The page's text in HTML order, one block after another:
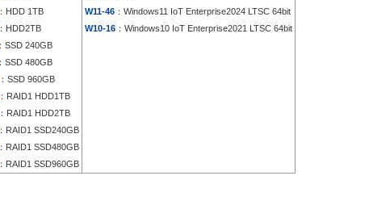
：HDD 1TB W11-46 ：Windows11 IoT Enterprise2024 LTSC 64bit
：HDD2TB W10-16 ：Windows10 IoT Enterprise2021 LTSC 64bit
：SSD 240GB
：SSD 480GB
：SSD 960GB
：RAID1 HDD1TB
：RAID1 HDD2TB
：RAID1 SSD240GB
：RAID1 SSD480GB
：RAID1 SSD960GB